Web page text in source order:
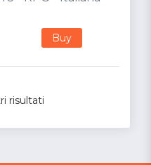
Buy
risultati